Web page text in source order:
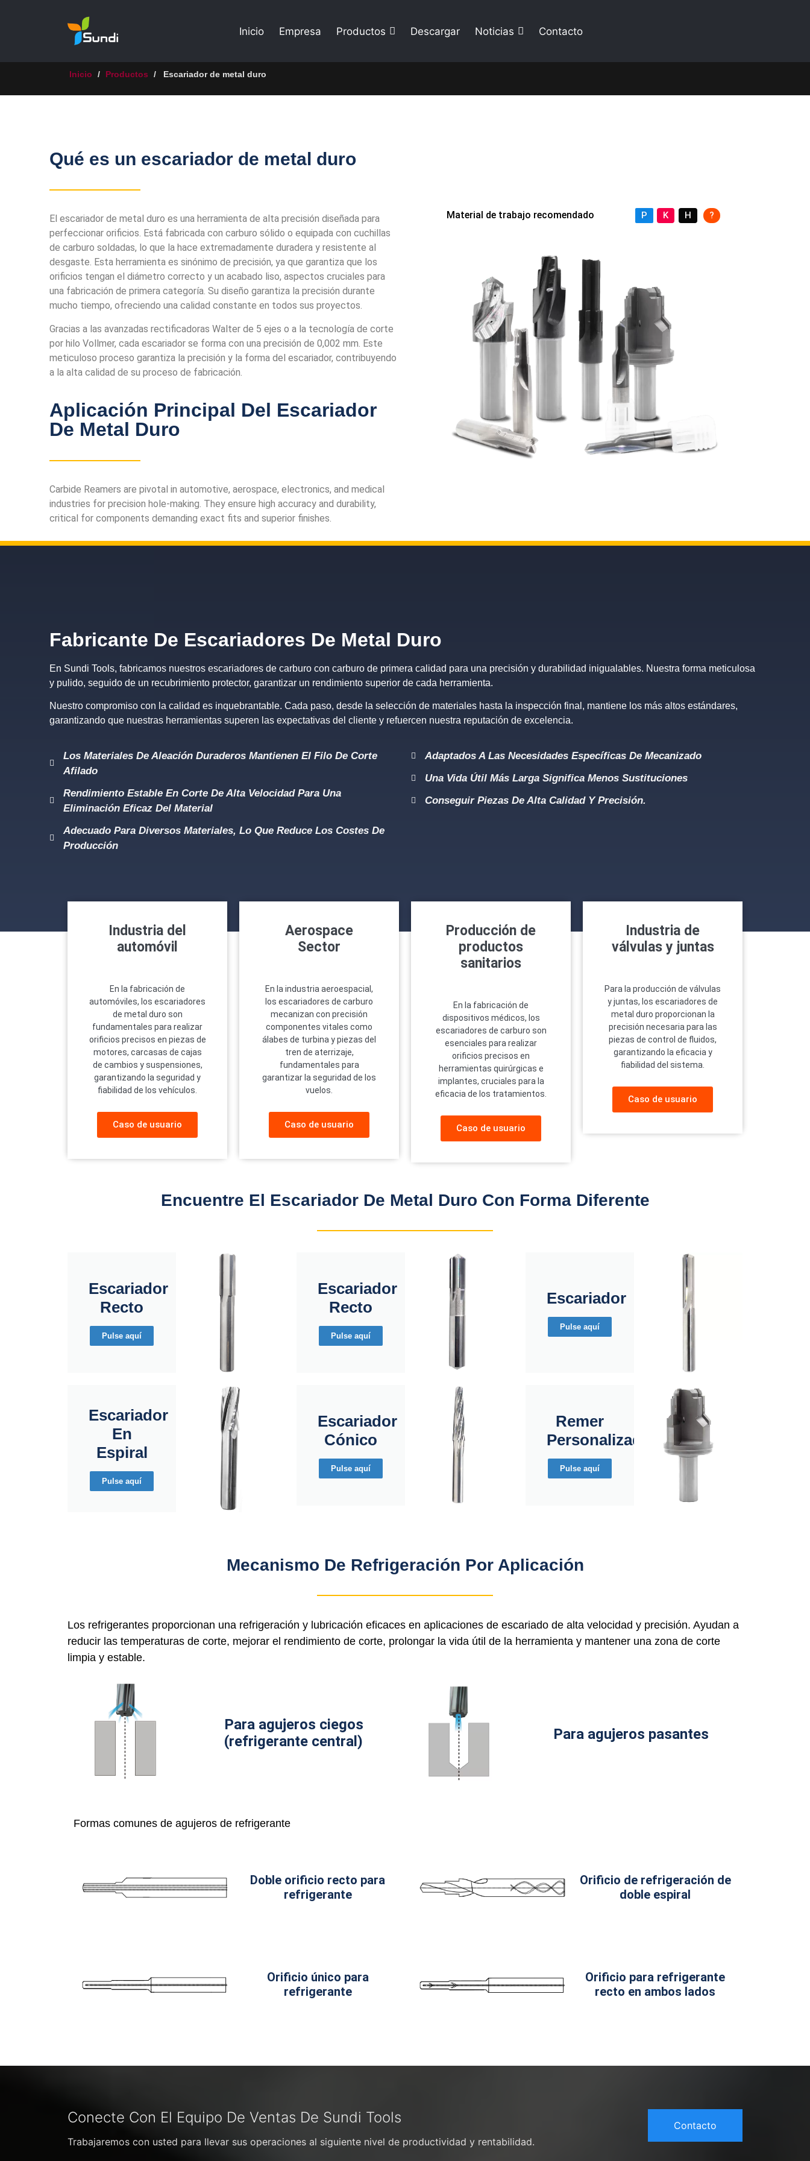
Inicio Empresa Productos Descargar Noticias Contacto
Inicio / Productos / Escariador de metal duro
Qué es un escariador de metal duro
El escariador de metal duro es una herramienta de alta precisión diseñada para
perfeccionar orificios. Está fabricada con carburo sólido o equipada con cuchillas
de carburo soldadas, lo que la hace extremadamente duradera y resistente al
desgaste. Esta herramienta es sinónimo de precisión, ya que garantiza que los
orificios tengan el diámetro correcto y un acabado liso, aspectos cruciales para
una fabricación de primera categoría. Su diseño garantiza la precisión durante
mucho tiempo, ofreciendo una calidad constante en todos sus proyectos.
Gracias a las avanzadas rectificadoras Walter de 5 ejes o a la tecnología de corte
por hilo Vollmer, cada escariador se forma con una precisión de 0,002 mm. Este
meticuloso proceso garantiza la precisión y la forma del escariador, contribuyendo
a la alta calidad de su proceso de fabricación.
Aplicación Principal Del Escariador
De Metal Duro
Carbide Reamers are pivotal in automotive, aerospace, electronics, and medical
industries for precision hole-making. They ensure high accuracy and durability,
critical for components demanding exact fits and superior finishes.
Material de trabajo recomendado P K H ?
Fabricante De Escariadores De Metal Duro
En Sundi Tools, fabricamos nuestros escariadores de carburo con carburo de primera calidad para una precisión y durabilidad inigualables. Nuestra forma meticulosa
y pulido, seguido de un recubrimiento protector, garantizar un rendimiento superior de cada herramienta.
Nuestro compromiso con la calidad es inquebrantable. Cada paso, desde la selección de materiales hasta la inspección final, mantiene los más altos estándares,
garantizando que nuestras herramientas superen las expectativas del cliente y refuercen nuestra reputación de excelencia.
Los Materiales De Aleación Duraderos Mantienen El Filo De Corte
Afilado
Rendimiento Estable En Corte De Alta Velocidad Para Una
Eliminación Eficaz Del Material
Adecuado Para Diversos Materiales, Lo Que Reduce Los Costes De
Producción
Adaptados A Las Necesidades Específicas De Mecanizado
Una Vida Útil Más Larga Significa Menos Sustituciones
Conseguir Piezas De Alta Calidad Y Precisión.
Industria del
automóvil
En la fabricación de
automóviles, los escariadores
de metal duro son
fundamentales para realizar
orificios precisos en piezas de
motores, carcasas de cajas
de cambios y suspensiones,
garantizando la seguridad y
fiabilidad de los vehículos.
Caso de usuario
Aerospace
Sector
En la industria aeroespacial,
los escariadores de carburo
mecanizan con precisión
componentes vitales como
álabes de turbina y piezas del
tren de aterrizaje,
fundamentales para
garantizar la seguridad de los
vuelos.
Caso de usuario
Producción de
productos
sanitarios
En la fabricación de
dispositivos médicos, los
escariadores de carburo son
esenciales para realizar
orificios precisos en
herramientas quirúrgicas e
implantes, cruciales para la
eficacia de los tratamientos.
Caso de usuario
Industria de
válvulas y juntas
Para la producción de válvulas
y juntas, los escariadores de
metal duro proporcionan la
precisión necesaria para las
piezas de control de fluidos,
garantizando la eficacia y
fiabilidad del sistema.
Caso de usuario
Encuentre El Escariador De Metal Duro Con Forma Diferente
Escariador
Recto
Pulse aquí
Escariador
Recto
Pulse aquí
Escariador
Pulse aquí
Escariador
En
Espiral
Pulse aquí
Escariador
Cónico
Pulse aquí
Remer
Personalizado
Pulse aquí
Mecanismo De Refrigeración Por Aplicación
Los refrigerantes proporcionan una refrigeración y lubricación eficaces en aplicaciones de escariado de alta velocidad y precisión. Ayudan a
reducir las temperaturas de corte, mejorar el rendimiento de corte, prolongar la vida útil de la herramienta y mantener una zona de corte
limpia y estable.
Para agujeros ciegos
(refrigerante central)
Para agujeros pasantes
Formas comunes de agujeros de refrigerante
Doble orificio recto para
refrigerante
Orificio de refrigeración de
doble espiral
Orificio único para
refrigerante
Orificio para refrigerante
recto en ambos lados
Conecte Con El Equipo De Ventas De Sundi Tools
Trabajaremos con usted para llevar sus operaciones al siguiente nivel de productividad y rentabilidad.
Contacto